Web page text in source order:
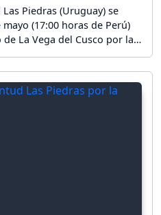
Piedras (Uruguay) se
(17:00 horas de Perú)
La Vega del Cusco por la
Sudamericana 2026.
del partido por la Copa